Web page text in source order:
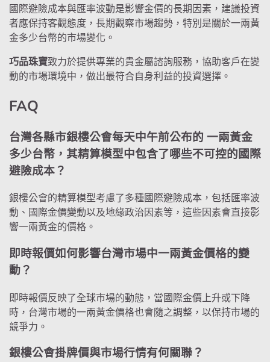
國際避險成本與匯率波動是影響金價的長期因素，建議投資
者應保持客觀態度，長期觀察市場趨勢，特別是關於一兩黃
金多少台幣的市場變化。
巧品珠寶致力於提供專業的貴金屬諮詢服務，協助客戶在變
動的市場環境中，做出最符合自身利益的投資選擇。
FAQ
台灣各縣市銀樓公會每天中午前公布的 一兩黃金
多少台幣，其精算模型中包含了哪些不可控的國際
避險成本？
銀樓公會的精算模型考慮了多種國際避險成本，包括匯率波
動、國際金價變動以及地緣政治因素等，這些因素會直接影
響一兩黃金的價格。
即時報價如何影響台灣市場中一兩黃金價格的變
動？
即時報價反映了全球市場的動態，當國際金價上升或下降
時，台灣市場的一兩黃金價格也會隨之調整，以保持市場的
競爭力。
銀樓公會掛牌價與市場行情有何關聯？